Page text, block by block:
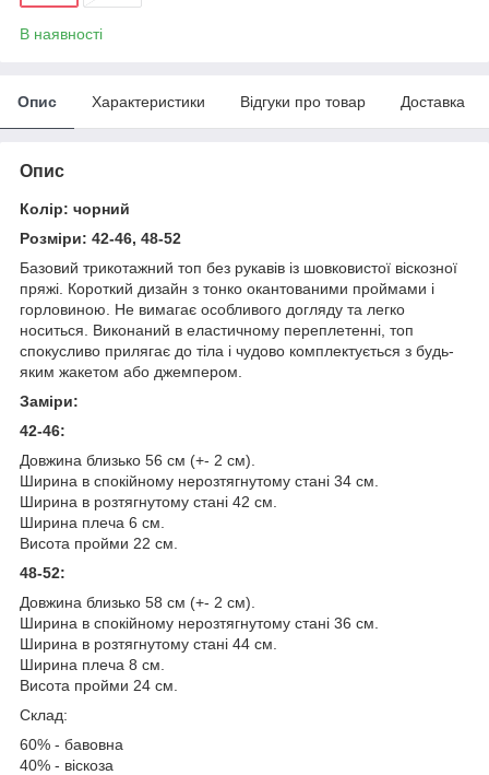
В наявності
Опис Характеристики Відгуки про товар Доставка
Опис
Колір: чорний
Розміри: 42-46, 48-52
Базовий трикотажний топ без рукавів із шовковистої віскозної
пряжі. Короткий дизайн з тонко окантованими проймами і
горловиною. Не вимагає особливого догляду та легко
носиться. Виконаний в еластичному переплетенні, топ
спокусливо прилягає до тіла і чудово комплектується з будь-
яким жакетом або джемпером.
Заміри:
42-46:
Довжина близько 56 см (+- 2 см).
Ширина в спокійному нерозтягнутому стані 34 см.
Ширина в розтягнутому стані 42 см.
Ширина плеча 6 см.
Висота пройми 22 см.
48-52:
Довжина близько 58 см (+- 2 см).
Ширина в спокійному нерозтягнутому стані 36 см.
Ширина в розтягнутому стані 44 см.
Ширина плеча 8 см.
Висота пройми 24 см.
Склад:
60% - бавовна
40% - віскоза